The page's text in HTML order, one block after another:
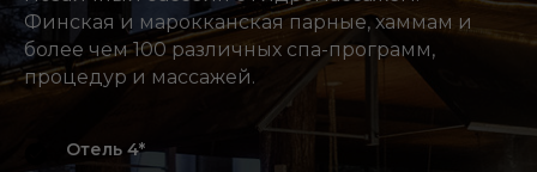
Финская и марокканская парные, хаммам и
более чем 100 различных спа-программ,
процедур и массажей.
Отель 4*